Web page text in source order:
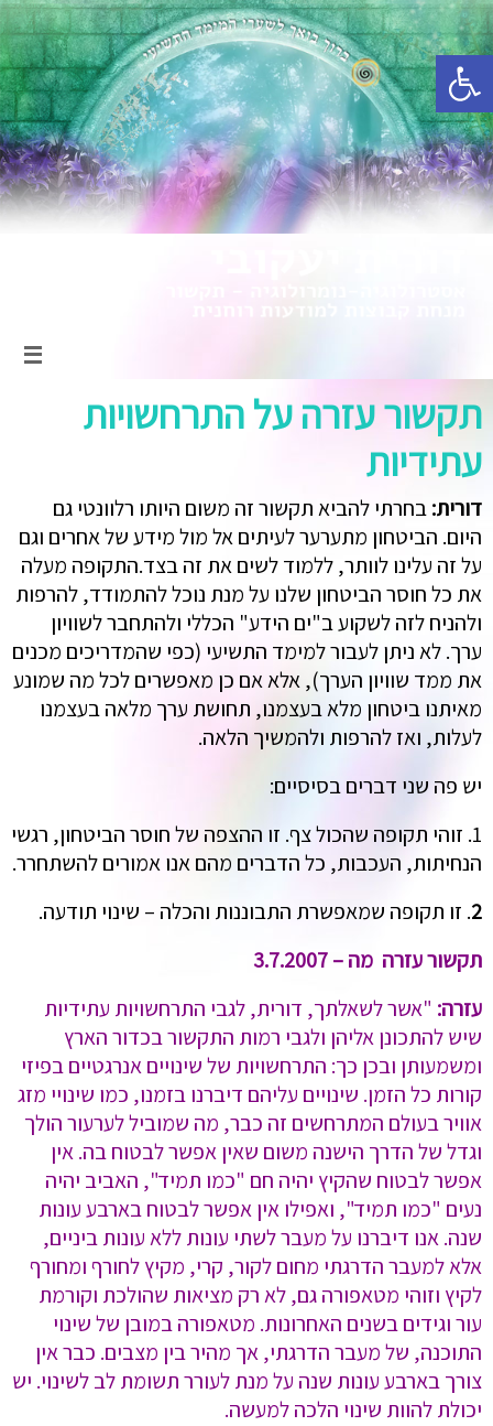
פתח סרגל נגישות
תקשור עזרה על התרחשויות
עתידיות
דורית:בחרתי להביא תקשור זה משום היותו רלוונטי גם
היום. הביטחון מתערער לעיתים אל מול מידע של אחרים וגם
על זה עלינו לוותר, ללמוד לשים את זה בצד.התקופה מעלה
את כל חוסר הביטחון שלנו על מנת נוכל להתמודד, להרפות
ולהניח לזה לשקוע ב"ים הידע" הכללי ולהתחבר לשוויון
ערך. לא ניתן לעבור למימד התשיעי (כפי שהמדריכים מכנים
את ממד שוויון הערך), אלא אם כן מאפשרים לכל מה שמונע
מאיתנו ביטחון מלא בעצמנו, תחושת ערך מלאה בעצמנו
לעלות, ואז להרפות ולהמשיך הלאה.
יש פה שני דברים בסיסיים:
1. זוהי תקופה שהכול צף. זו ההצפה של חוסר הביטחון, רגשי
הנחיתות, העכבות, כל הדברים מהם אנו אמורים להשתחרר.
2. זו תקופה שמאפשרת התבוננות והכלה – שינוי תודעה.
תקשור עזרה מה – 3.7.2007
עזרה: "אשר לשאלתך, דורית, לגבי התרחשויות עתידיות
שיש להתכונן אליהן ולגבי רמות התקשור בכדור הארץ
ומשמעותן ובכן כך: התרחשויות של שינויים אנרגטיים בפיזי
קורות כל הזמן. שינויים עליהם דיברנו בזמנו, כמו שינויי מזג
אוויר בעולם המתרחשים זה כבר, מה שמוביל לערעור הולך
וגדל של הדרך הישנה משום שאין אפשר לבטוח בה. אין
אפשר לבטוח שהקיץ יהיה חם "כמו תמיד", האביב יהיה
נעים "כמו תמיד", ואפילו אין אפשר לבטוח בארבע עונות
שנה. אנו דיברנו על מעבר לשתי עונות ללא עונות ביניים,
אלא למעבר הדרגתי מחום לקור, קרי, מקיץ לחורף ומחורף
לקיץ וזוהי מטאפורה גם, לא רק מציאות שהולכת וקורמת
עור וגידים בשנים האחרונות. מטאפורה במובן של שינוי
התוכנה, של מעבר הדרגתי, אך מהיר בין מצבים. כבר אין
צורך בארבע עונות שנה על מנת לעורר תשומת לב לשינוי. יש
יכולת להוות שינוי הלכה למעשה.